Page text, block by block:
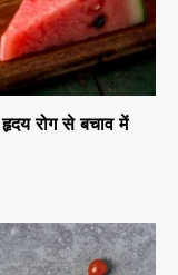
रोग से बचाव में